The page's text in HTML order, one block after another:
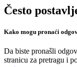
Često
Kako mogu pronaći
Da biste pronašli
stranicu za pretragu i